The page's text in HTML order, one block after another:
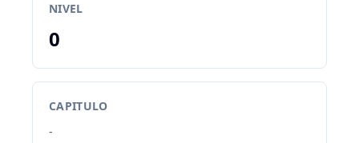
NIVEL
0
CAPITULO
-